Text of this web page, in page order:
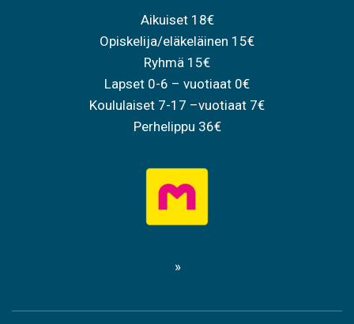
Aikuiset 18€
Opiskelija/eläkeläinen 15€
Ryhmä 15€
Lapset 0-6 – vuotiaat 0€
Koululaiset 7-17 –vuotiaat 7€
Perhelippu 36€